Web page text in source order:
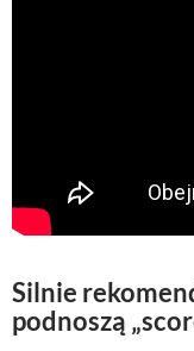
Silnie
podnoszą